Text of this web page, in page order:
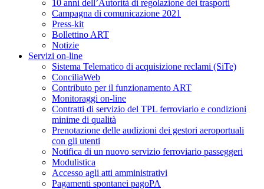
10 anni dell’Autorità di regolazione dei trasporti
Campagna di comunicazione 2021
Press-kit
Bollettino ART
Notizie
Servizi on-line
Sistema Telematico di acquisizione reclami (SiTe)
ConciliaWeb
Contributo per il funzionamento ART
Monitoraggi on-line
Contratti di servizio del TPL ferroviario e condizioni
minime di qualità
Prenotazione delle audizioni dei gestori aeroportuali
con gli utenti
Notifica di un nuovo servizio ferroviario passeggeri
Modulistica
Accesso agli atti amministrativi
Pagamenti spontanei pagoPA